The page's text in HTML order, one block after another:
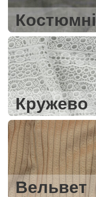
Костюмні
Кружево
Вельвет